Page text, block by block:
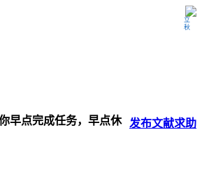
立秋
发布文献求助
早点完成任务，早点休